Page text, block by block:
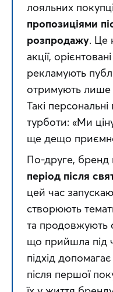
лояльних
пропозиціями
розпродажу. Це
акції,
рекламують
отримують лише
Такі
турботи: «Ми
ще дещо
По-друге, бренд
період після
цей час
створюють
та продовжують
що прийшла під
підхід
після першої